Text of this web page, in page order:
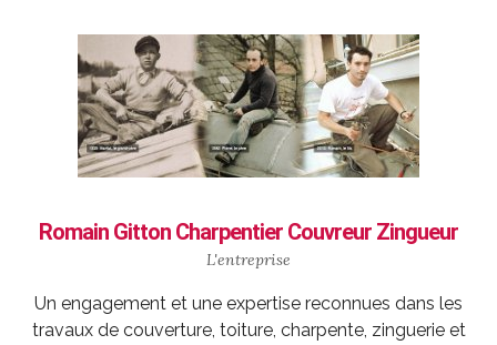
Romain Gitton Charpentier Couvreur Zingueur
L'entreprise
Un engagement et une expertise reconnues dans les
travaux de couverture, toiture, charpente, zinguerie et